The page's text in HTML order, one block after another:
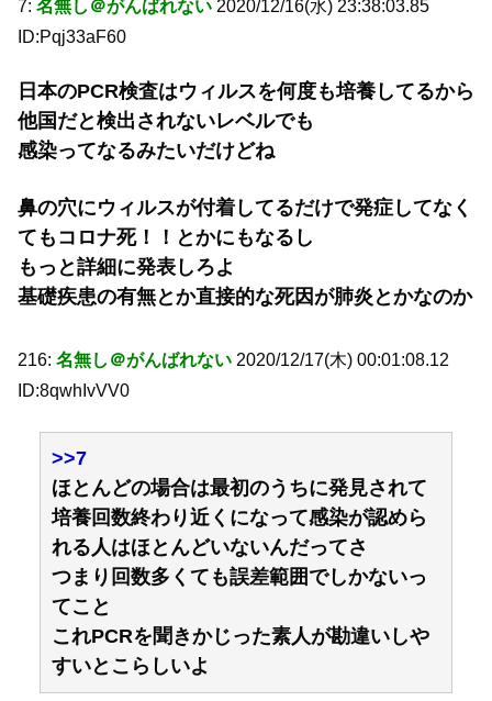
7: 名無し＠がんばれない 2020/12/16(水) 23:38:03.85
ID:Pqj33aF60
日本のPCR検査はウィルスを何度も培養してるから
他国だと検出されないレベルでも
感染ってなるみたいだけどね
鼻の穴にウィルスが付着してるだけで発症してなく
てもコロナ死！！とかにもなるし
もっと詳細に発表しろよ
基礎疾患の有無とか直接的な死因が肺炎とかなのか
216: 名無し＠がんばれない 2020/12/17(木) 00:01:08.12
ID:8qwhIvVV0
>>7
ほとんどの場合は最初のうちに発見されて
培養回数終わり近くになって感染が認めら
れる人はほとんどいないんだってさ
つまり回数多くても誤差範囲でしかないっ
てこと
これPCRを聞きかじった素人が勘違いしや
すいとこらしいよ